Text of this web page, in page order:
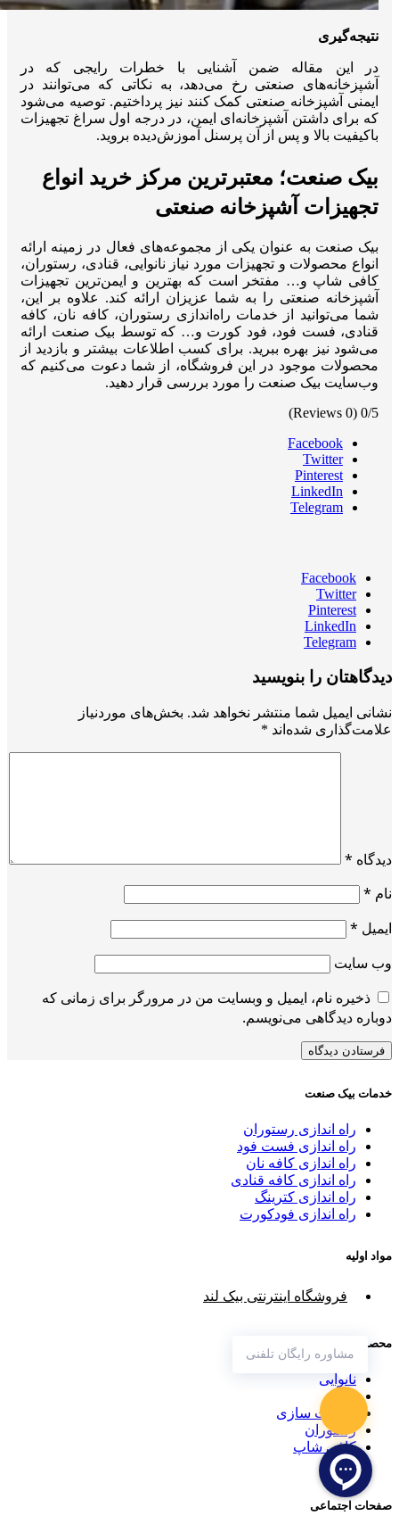
نتیجه‌گیری
در این مقاله ضمن آشنایی با خطرات رایجی که در
آشپزخانه‌های صنعتی رخ می‌دهد، به نکاتی که می‌توانند در
ایمنی آشپزخانه صنعتی کمک کنند نیز پرداختیم. توصیه می‌شود
که برای داشتن آشپزخانه‌ای ایمن، در درجه اول سراغ تجهیزات
باکیفیت بالا و پس از آن پرسنل آموزش‌دیده بروید.
بیک صنعت؛ معتبرترین مرکز خرید انواع
تجهیزات آشپزخانه صنعتی
بیک صنعت به عنوان یکی از مجموعه‌های فعال در زمینه ارائه
انواع محصولات و تجهیزات مورد نیاز نانوایی، قنادی، رستوران،
کافی شاپ و… مفتخر است که بهترین و ایمن‌ترین تجهیزات
آشپزخانه صنعتی را به شما عزیزان ارائه کند. علاوه بر این،
شما می‌توانید از خدمات راه‌اندازی رستوران، کافه نان، کافه
قنادی، فست فود، فود کورت و… که توسط بیک صنعت ارائه
می‌شود نیز بهره ببرید. برای کسب اطلاعات بیشتر و بازدید از
محصولات موجود در این فروشگاه، از شما دعوت می‌کنیم که
وب‌سایت بیک صنعت را مورد بررسی قرار دهید.
0/5
(0 Reviews)
Facebook
Twitter
Pinterest
LinkedIn
Telegram
Facebook
Twitter
Pinterest
LinkedIn
Telegram
دیدگاهتان را بنویسید
نشانی ایمیل شما منتشر نخواهد شد. بخش‌های موردنیاز
علامت‌گذاری شده‌اند *
دیدگاه *
نام *
ایمیل *
وب‌ سایت
ذخیره نام، ایمیل و وبسایت من در مرورگر برای زمانی که
دوباره دیدگاهی می‌نویسم.
مشاوره رایگان تلفنی
خدمات بیک صنعت
راه اندازی رستوران
راه اندازی فست فود
راه اندازی کافه نان
راه اندازی کافه قنادی
راه اندازی کترینگ
راه اندازی فودکورت
مواد اولیه
فروشگاه اینترنتی بیک لند
محصولات
نانوایی
قنادی
شکلات سازی
رستوران
کافی شاپ
بستنی
صفحات اجتماعی